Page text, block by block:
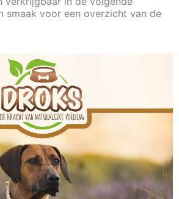
smaak voor een overzicht van de